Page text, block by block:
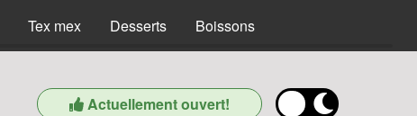
Tex mex Desserts Boissons
Actuellement ouvert!